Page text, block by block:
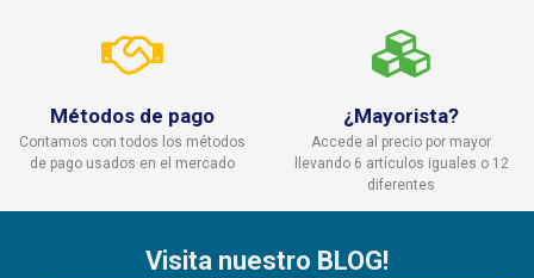
Métodos de pago
Contamos con todos los métodos
de pago usados en el mercado
¿Mayorista?
Accede al precio por mayor
llevando 6 artículos iguales o 12
diferentes
Visita nuestro BLOG!